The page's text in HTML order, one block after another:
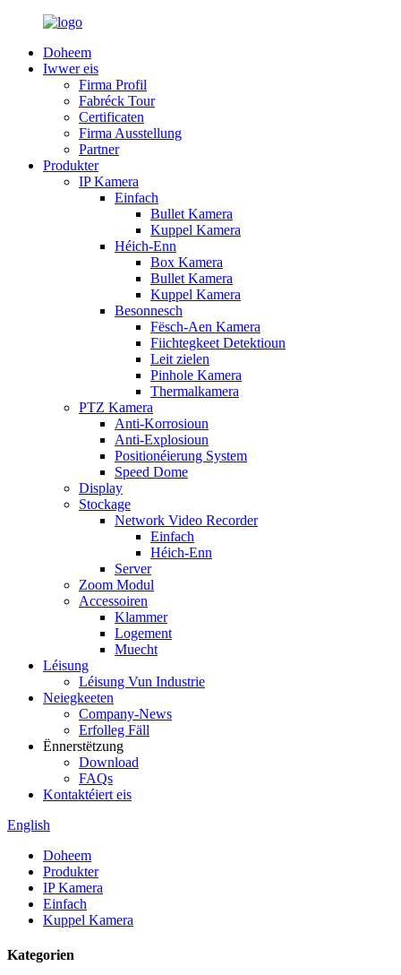
Doheem
Iwwer eis
Firma Profil
Fabréck Tour
Certificaten
Firma Ausstellung
Partner
Produkter
IP Kamera
Einfach
Bullet Kamera
Kuppel Kamera
Héich-Enn
Box Kamera
Bullet Kamera
Kuppel Kamera
Besonnesch
Fësch-Aen Kamera
Fiichtegkeet Detektioun
Leit zielen
Pinhole Kamera
Thermalkamera
PTZ Kamera
Anti-Korrosioun
Anti-Explosioun
Positionéierung System
Speed ​​Dome
Display
Stockage
Network Video Recorder
Einfach
Héich-Enn
Server
Zoom Modul
Accessoiren
Klammer
Logement
Muecht
Léisung
Léisung Vun Industrie
Neiegkeeten
Company-News
Erfolleg Fäll
Ënnerstëtzung
Download
FAQs
Kontaktéiert eis
English
Doheem
Produkter
IP Kamera
Einfach
Kuppel Kamera
Kategorien